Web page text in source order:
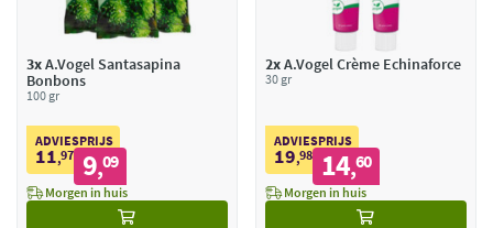
3xA.Vogel Santasapina
Bonbons
100 gr
ADVIESPRIJS
11,97 9,09
Morgen in huis
2xA.Vogel Crème Echinaforce
30 gr
ADVIESPRIJS
19,98 14,60
Morgen in huis